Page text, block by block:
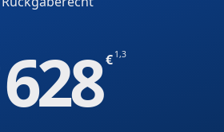
628 1,3